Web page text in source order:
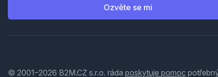
Ozvěte se mi
© 2001–2026 B2M.CZ s.r.o. ráda poskytuje pomoc